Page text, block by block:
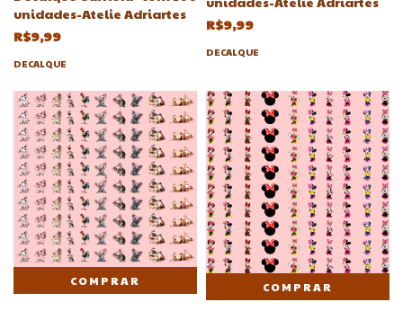
unidades-Atelie Adriartes
R$9,99
DECALQUE
R$9,99
DECALQUE